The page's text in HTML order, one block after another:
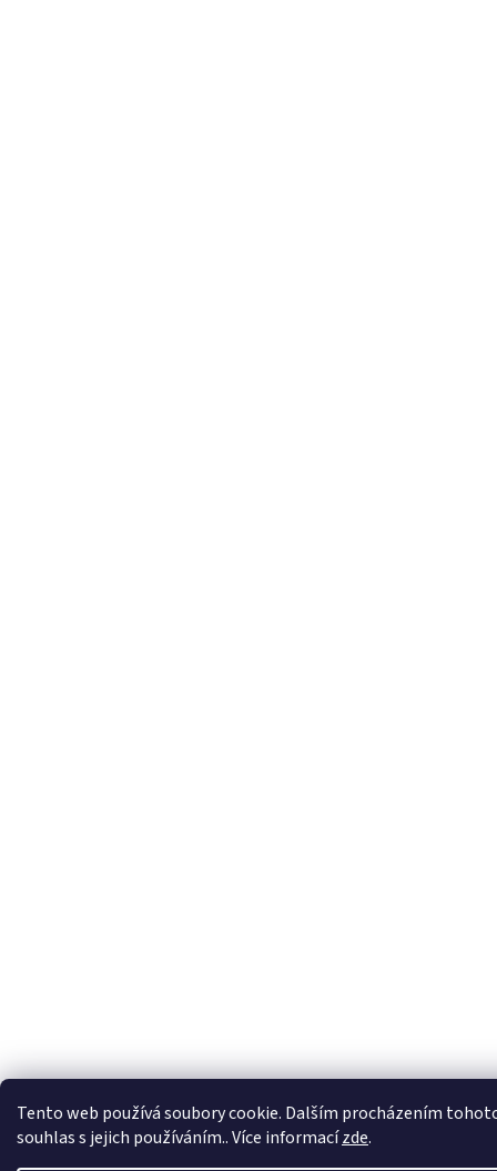
Tento web používá soubory cookie. Dalším procházením
souhlas s jejich používáním.. Více informacízde.